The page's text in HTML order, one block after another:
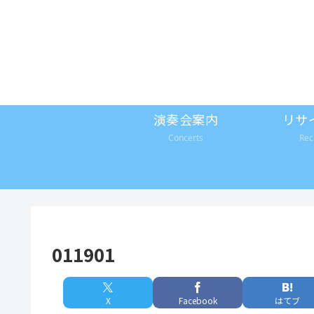
演奏会案内
Concerts
リサ
011901
X Facebook はてブ